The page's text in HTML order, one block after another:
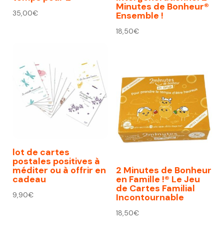
35,00€
Minutes de Bonheur®
Ensemble !
18,50€
lot de cartes
postales positives à
méditer ou à offrir en
cadeau
9,90€
2 Minutes de Bonheur
en Famille !® Le Jeu
de Cartes Familial
Incontournable
18,50€